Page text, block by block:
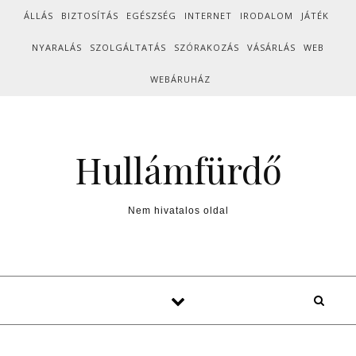
Skip to content
ÁLLÁS BIZTOSÍTÁS EGÉSZSÉG INTERNET IRODALOM JÁTÉK
NYARALÁS SZOLGÁLTATÁS SZÓRAKOZÁS VÁSÁRLÁS WEB
WEBÁRUHÁZ
Hullámfürdő
Nem hivatalos oldal